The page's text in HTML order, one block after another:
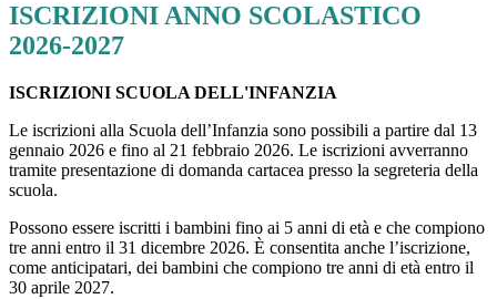
ISCRIZIONI ANNO SCOLASTICO
2026-2027
ISCRIZIONI SCUOLA DELL'INFANZIA
Le iscrizioni alla Scuola dell’Infanzia sono possibili a partire dal 13
gennaio 2026 e fino al 21 febbraio 2026. Le iscrizioni avverranno
tramite presentazione di domanda cartacea presso la segreteria della
scuola.
Possono essere iscritti i bambini fino ai 5 anni di età e che compiono
tre anni entro il 31 dicembre 2026. È consentita anche l’iscrizione,
come anticipatari, dei bambini che compiono tre anni di età entro il
30 aprile 2027.